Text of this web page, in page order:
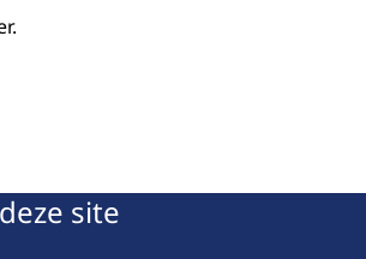
site